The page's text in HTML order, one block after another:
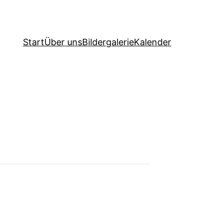
StartÜber unsBildergalerieKalender